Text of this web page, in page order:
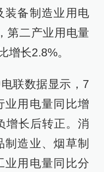
装备制造业用电
第二产业用电量
增长2.8%。
联数据显示，7
业用电量同比增
增长后转正。消
造业、烟草制
业用电量同比分